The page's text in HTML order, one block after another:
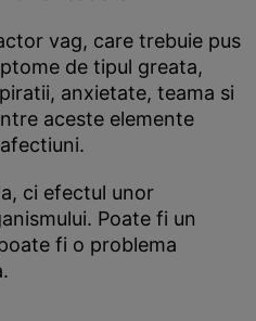
vag, care trebuie pus
de tipul greata,
anxietate, teama si
aceste elemente
ci efectul unor
Poate fi un
fi o problema